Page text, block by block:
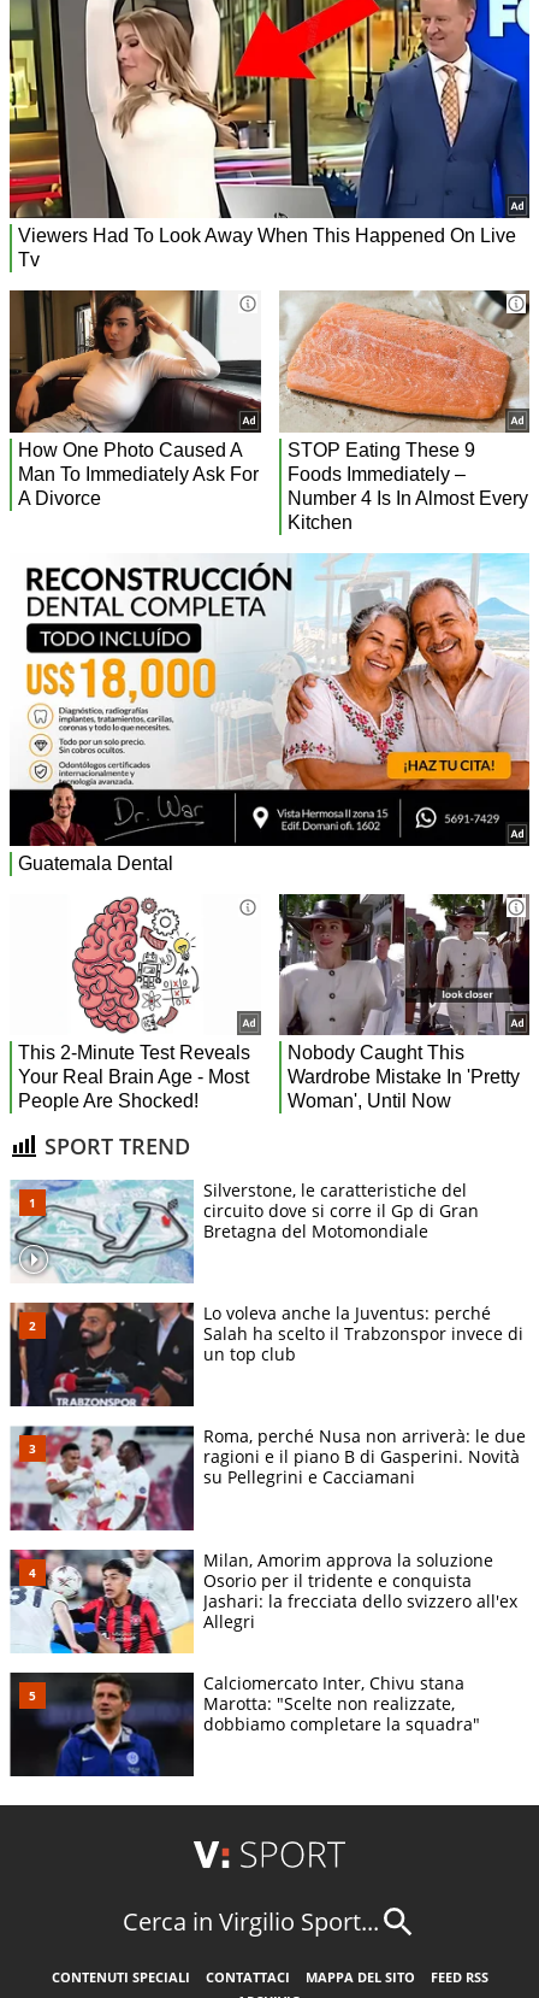
SPORT TREND
Silverstone, le caratteristiche del
circuito dove si corre il Gp di Gran
Bretagna del Motomondiale
Lo voleva anche la Juventus: perché
Salah ha scelto il Trabzonspor invece di
un top club
Roma, perché Nusa non arriverà: le due
ragioni e il piano B di Gasperini. Novità
su Pellegrini e Cacciamani
Milan, Amorim approva la soluzione
Osorio per il tridente e conquista
Jashari: la frecciata dello svizzero all'ex
Allegri
Calciomercato Inter, Chivu stana
Marotta: "Scelte non realizzate,
dobbiamo completare la squadra"
Cerca in Virgilio Sport...
CONTENUTI SPECIALI CONTATTACI MAPPA DEL SITO
FEED RSS